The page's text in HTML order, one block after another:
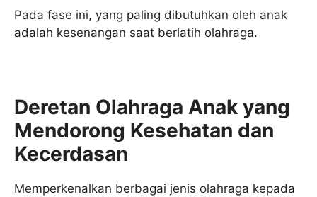
Pada fase ini, yang paling dibutuhkan oleh anak
adalah kesenangan saat berlatih olahraga.
Deretan Olahraga Anak yang
Mendorong Kesehatan dan
Kecerdasan
Memperkenalkan berbagai jenis olahraga kepada